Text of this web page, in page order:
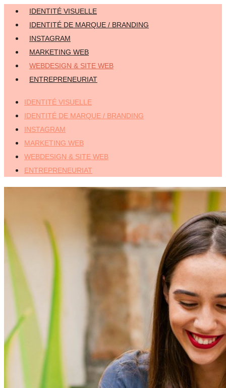
IDENTITÉ VISUELLE
IDENTITÉ DE MARQUE / BRANDING
INSTAGRAM
MARKETING WEB
WEBDESIGN & SITE WEB
ENTREPRENEURIAT
IDENTITÉ VISUELLE
IDENTITÉ DE MARQUE / BRANDING
INSTAGRAM
MARKETING WEB
WEBDESIGN & SITE WEB
ENTREPRENEURIAT